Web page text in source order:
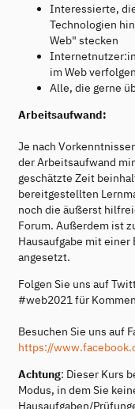
Interessierte,
Technologien
Web" stecken
im Web verfolgen
Alle, die gerne
Arbeitsaufwand:
Je nach
der Arbeitsaufwand
geschätzte Zeit
bereitgestellten
noch die äußerst
Forum. Außerdem ist
Hausaufgabe mit
angesetzt.
Folgen Sie uns auf
#web2021 für
Besuchen Sie uns auf
https://
Achtung: Dieser Kurs
Modus, in dem Sie
Hausaufgaben/